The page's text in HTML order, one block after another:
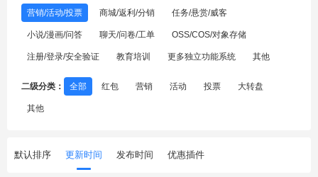
营销/活动/投票 商城/返利/分销 任务/悬赏/威客
小说/漫画/问答 聊天/问卷/工单 OSS/COS/对象存储
注册/登录/安全验证 教育培训 更多独立功能系统 其他
二级分类： 全部 红包 营销 活动 投票 大转盘
其他
默认排序 更新时间 发布时间 优惠插件